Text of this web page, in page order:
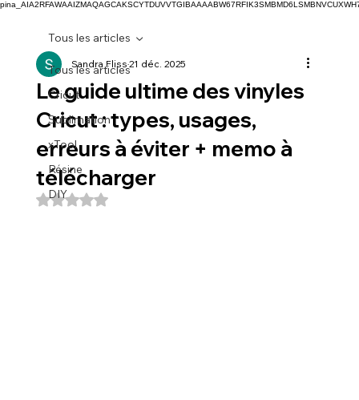
Tous les articles
Cricut
Sublimation
xTool
Résine
DIY
Tous les articles
Le guide ultime des vinyles
Cricut : types, usages,
erreurs à éviter + memo à
télécharger
Sandra Fliss21 déc. 2025
Noté NaN étoiles sur 5.